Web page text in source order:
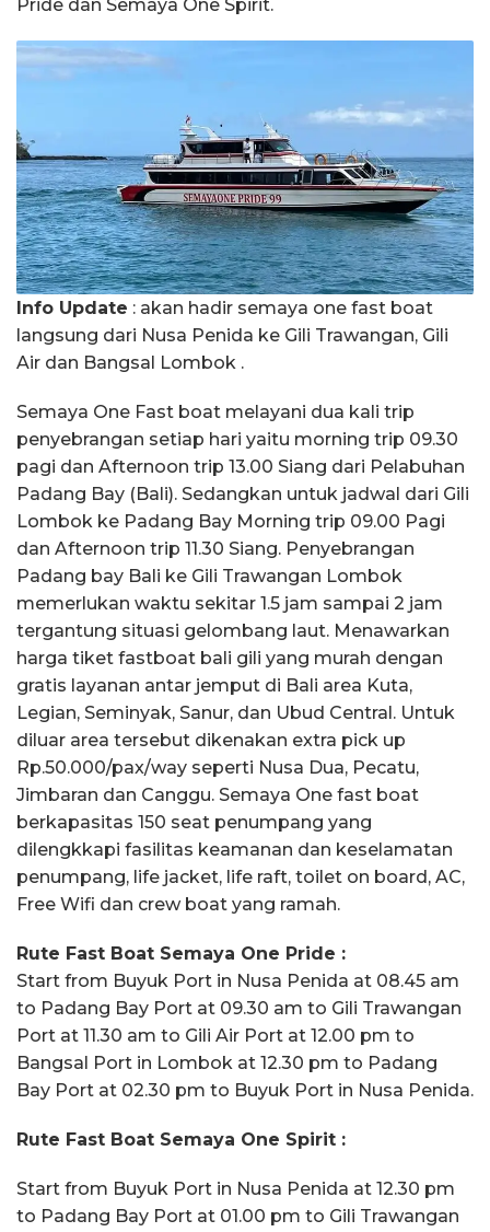
Pride dan Semaya One Spirit.
Info Update : akan hadir semaya one fast boat
langsung dari Nusa Penida ke Gili Trawangan, Gili
Air dan Bangsal Lombok .
Semaya One Fast boat melayani dua kali trip
penyebrangan setiap hari yaitu morning trip 09.30
pagi dan Afternoon trip 13.00 Siang dari Pelabuhan
Padang Bay (Bali). Sedangkan untuk jadwal dari Gili
Lombok ke Padang Bay Morning trip 09.00 Pagi
dan Afternoon trip 11.30 Siang. Penyebrangan
Padang bay Bali ke Gili Trawangan Lombok
memerlukan waktu sekitar 1.5 jam sampai 2 jam
tergantung situasi gelombang laut. Menawarkan
harga tiket fastboat bali gili yang murah dengan
gratis layanan antar jemput di Bali area Kuta,
Legian, Seminyak, Sanur, dan Ubud Central. Untuk
diluar area tersebut dikenakan extra pick up
Rp.50.000/pax/way seperti Nusa Dua, Pecatu,
Jimbaran dan Canggu. Semaya One fast boat
berkapasitas 150 seat penumpang yang
dilengkkapi fasilitas keamanan dan keselamatan
penumpang, life jacket, life raft, toilet on board, AC,
Free Wifi dan crew boat yang ramah.
Rute Fast Boat Semaya One Pride :
Start from Buyuk Port in Nusa Penida at 08.45 am
to Padang Bay Port at 09.30 am to Gili Trawangan
Port at 11.30 am to Gili Air Port at 12.00 pm to
Bangsal Port in Lombok at 12.30 pm to Padang
Bay Port at 02.30 pm to Buyuk Port in Nusa Penida.
Rute Fast Boat Semaya One Spirit :
Start from Buyuk Port in Nusa Penida at 12.30 pm
to Padang Bay Port at 01.00 pm to Gili Trawangan